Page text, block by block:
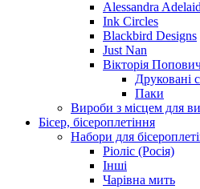
Alessandra
Ink Circles
Blackbird Designs
Just Nan
Вікторія
Друковані
Паки
Вироби з місцем для
Бісер, бісероплетіння
Набори для
Ріоліс (Росія)
Інші
Чарівна мить